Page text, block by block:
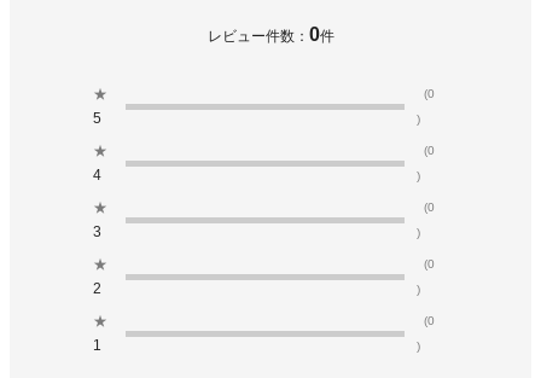
レビュー件数： 0件
★
5
(0
)
★
4
(0
)
★
3
(0
)
★
2
(0
)
★
1
(0
)